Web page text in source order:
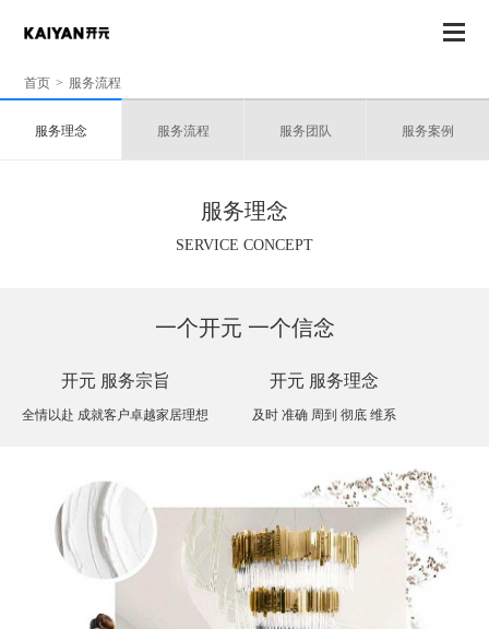
首页 > 服务流程
服务理念 服务流程 服务团队 服务案例
服务理念
SERVICE CONCEPT
一个开元 一个信念
开元 服务宗旨
全情以赴 成就客户卓越家居理想
开元 服务理念
及时 准确 周到 彻底 维系